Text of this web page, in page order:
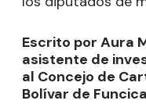
Escrito por Aura
asistente de
al Concejo de
Bolívar de